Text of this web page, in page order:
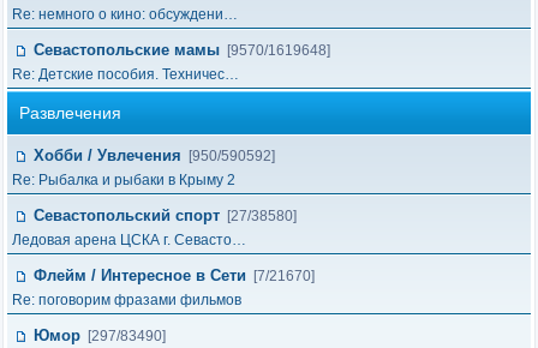
Re: немного о кино: обсуждени…
Севастопольские мамы [9570/1619648]
Re: Детские пособия. Техничес…
Развлечения
Хобби / Увлечения
[950/590592]
Re: Рыбалка и рыбаки в Крыму 2
Севастопольский спорт [27/38580]
Ледовая арена ЦСКА г. Севасто…
Флейм / Интересное в Cети
[7/21670]
Re: поговорим фразами фильмов
Юмор [297/83490]